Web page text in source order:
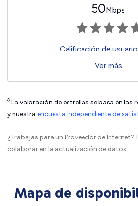
50Mbps
Calificación de
Ver más
◊ La valoración de estrellas se basa en las
y nuestra encuesta independiente de
¿Trabajas para un Proveedor de Internet?
colaborar en la actualización de datos.
Mapa de